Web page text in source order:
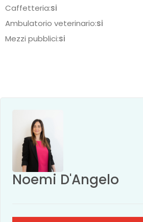
Caffetteria:si
Ambulatorio veterinario:si
Mezzi pubblici:si
Noemi D'Angelo